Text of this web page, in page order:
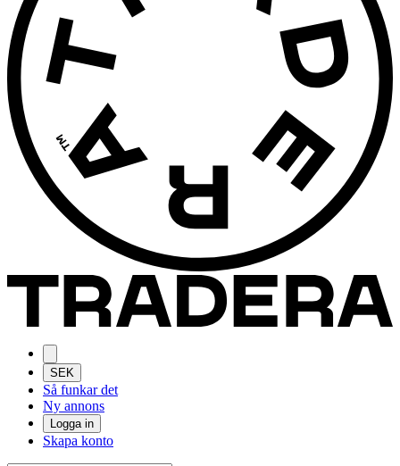
SEK
Så funkar det
Ny annons
Logga in
Skapa konto